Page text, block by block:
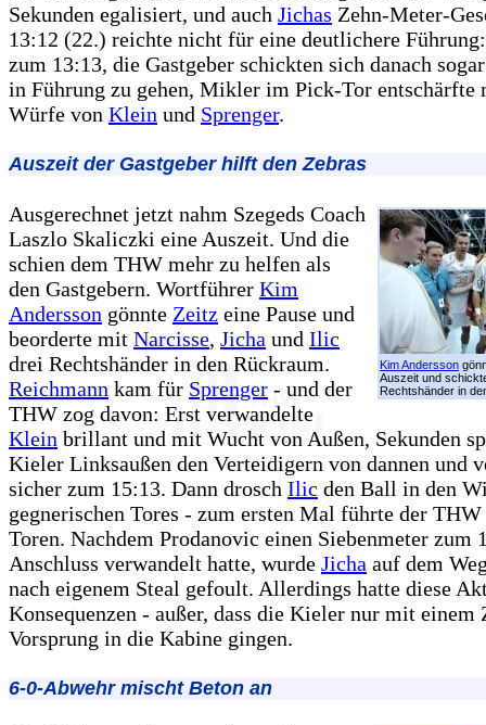
Sekunden egalisiert, und auch Jichas Zehn-Meter-
13:12 (22.) reichte nicht für eine deutlichere
zum 13:13, die Gastgeber schickten sich danach
in Führung zu gehen, Mikler im Pick-Tor entschärfte
Würfe von Klein und Sprenger.
Auszeit der Gastgeber hilft den Zebras
Kim Andersson
Auszeit und
Rechtshänder in
Ausgerechnet jetzt nahm Szegeds Coach
Laszlo Skaliczki eine Auszeit. Und die
schien dem THW mehr zu helfen als
den Gastgebern. Wortführer Kim
Andersson gönnte Zeitz eine Pause und
beorderte mit Narcisse, Jicha und Ilic
drei Rechtshänder in den Rückraum.
Reichmann kam für Sprenger - und der
THW zog davon: Erst verwandelte
Klein brillant und mit Wucht von Außen, Sekunden
Kieler Linksaußen den Verteidigern von dannen und
sicher zum 15:13. Dann drosch Ilic den Ball in den
gegnerischen Tores - zum ersten Mal führte der
Toren. Nachdem Prodanovic einen Siebenmeter zum
Anschluss verwandelt hatte, wurde Jicha auf dem
nach eigenem Steal gefoult. Allerdings hatte diese
Konsequenzen - außer, dass die Kieler nur mit einem
Vorsprung in die Kabine gingen.
6-0-Abwehr mischt Beton an